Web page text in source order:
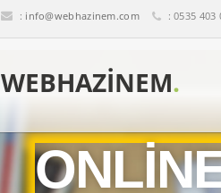
: info@webhazinem.com : 0535 403
WEBHAZINEM.